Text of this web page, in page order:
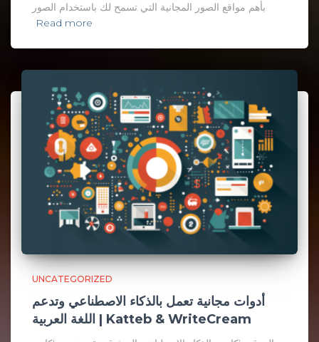
بأهم مواقع الصور المجانية التي تسمح لك باستخدام الصور
Read more
UNCATEGORIZED
أدوات مجانية تعمل بالذكاء الاصطناعي وتدعم
اللغة العربية | Katteb & WriteCream